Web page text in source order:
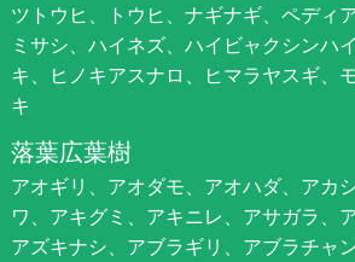
ツトウヒ、トウヒ、ナギナギ、ペディ
ミサシ、ハイネズ、ハイビャクシンハ
キ、ヒノキアスナロ、ヒマラヤスギ、
キ
落葉広葉樹
アオギリ、アオダモ、アオハダ、アカ
ワ、アキグミ、アキニレ、アサガラ、
アズキナシ、アブラギリ、アブラチャ